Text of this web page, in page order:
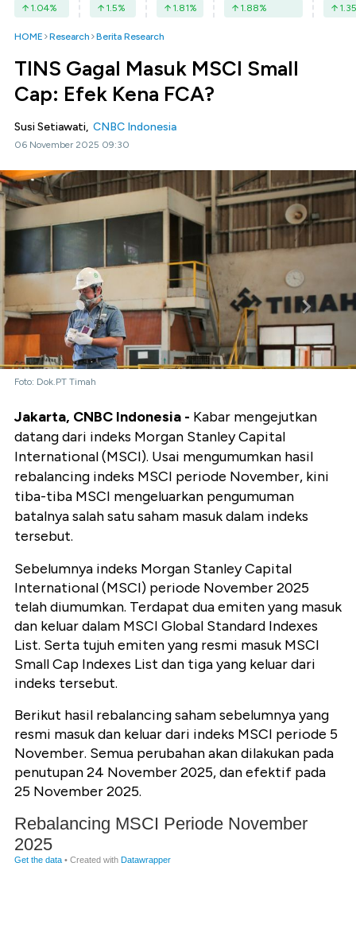
1.04% 1.5% 1.81% 1.88% 1.35
HOME Research Berita Research
TINS Gagal Masuk MSCI Small
Cap: Efek Kena FCA?
Susi Setiawati, CNBC Indonesia
06 November 2025 09:30
Foto: Dok.PT Timah
Jakarta, CNBC Indonesia - Kabar mengejutkan
datang dari indeks Morgan Stanley Capital
International (MSCI). Usai mengumumkan hasil
rebalancing indeks MSCI periode November, kini
tiba-tiba MSCI mengeluarkan pengumuman
batalnya salah satu saham masuk dalam indeks
tersebut.
Sebelumnya indeks Morgan Stanley Capital
International (MSCI) periode November 2025
telah diumumkan. Terdapat dua emiten yang masuk
dan keluar dalam MSCI Global Standard Indexes
List. Serta tujuh emiten yang resmi masuk MSCI
Small Cap Indexes List dan tiga yang keluar dari
indeks tersebut.
Berikut hasil rebalancing saham sebelumnya yang
resmi masuk dan keluar dari indeks MSCI periode 5
November. Semua perubahan akan dilakukan pada
penutupan 24 November 2025, dan efektif pada
25 November 2025.